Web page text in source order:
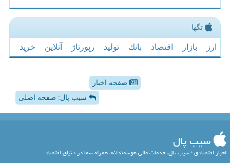
تگها
ارز بازار اقتصاد بانك تولید رپورتاژ آنلاین خرید
صفحه اخبار
سیب پال: صفحه اصلی
سیب پال
اخبار اقتصادی ؛ سیب پال، خدمات مالی هوشمندانه، همراه شما در دنیای اقتصاد